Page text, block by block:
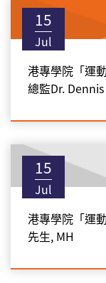
15
Jul
港專學院「運
總監Dr.
15
Jul
港專學院「運
先生, MH